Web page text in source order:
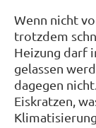
Wenn nicht
trotzdem
Heizung darf
gelassen
dagegen
Eiskratzen,